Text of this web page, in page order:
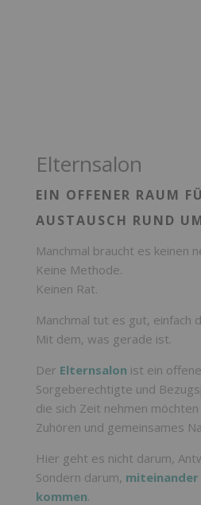
Elternsalon
EIN OFFENER RAUM
AUSTAUSCH RUND
Manchmal braucht es keinen
Keine Methode.
Keinen Rat.
Manchmal tut es gut, einfach
Mit dem, was gerade ist.
Der Elternsalon ist ein
Sorgeberechtigte und
die sich Zeit nehmen
Zuhören und gemeinsames
Hier geht es nicht darum,
Sondern darum, miteinander
kommen.